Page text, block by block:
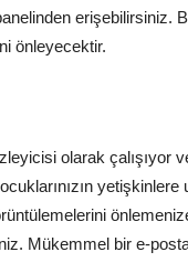
erişebilirsiniz.
önleyecektir.
olarak çalışıyor
Mükemmel bir e-